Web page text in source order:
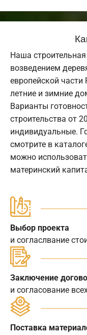
Наша
возведением
европейской
летние и зимние
Варианты
строительства от
индивидуальные.
смотрите в
можно
материнский
Выбор проекта
и согласлвание
Заключение
и согласование
Поставка